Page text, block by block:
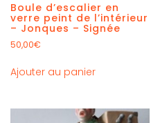
Boule d’escalier en
verre peint de l’intérieur
– Jonques – Signée
50,00€
Ajouter au panier